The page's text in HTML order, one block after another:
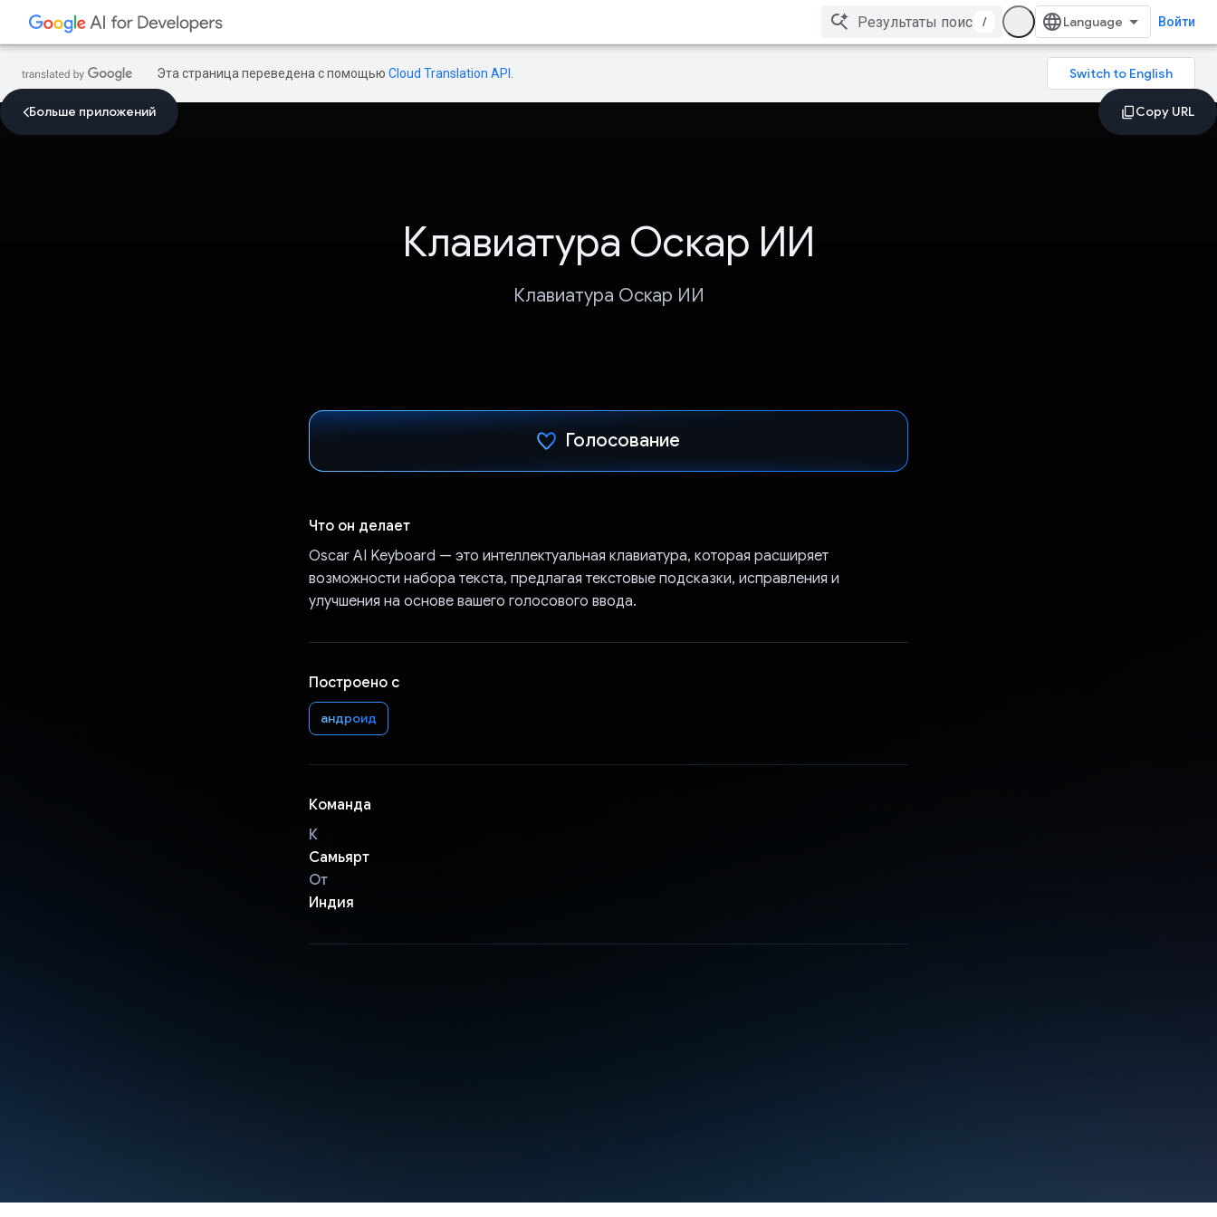
/ Войти
Эта страница переведена с помощью Cloud Translation API
Больше приложений
Клавиатура Оскар ИИ
Клавиатура Оскар ИИ
Голосование
Что он делает
Oscar AI Keyboard — это интеллектуальная клавиатура, которая расширяет
возможности набора текста, предлагая текстовые подсказки, исправления и
улучшения на основе вашего голосового ввода.
Построено с
андроид
Команда
К
Самьярт
От
Индия